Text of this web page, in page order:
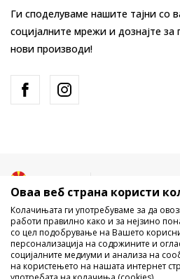
Ги споделуваме нашите тајни со
социјалните мрежи и дознајте
нови производи!
Оваа веб страна користи
Колачињата ги употребуваме за да
работи правилно како и за нејзино
со цел подобрување на Вашето
персонализација на содржините и
социјалните медиуми и анализа на
на користењето на нашата интернет